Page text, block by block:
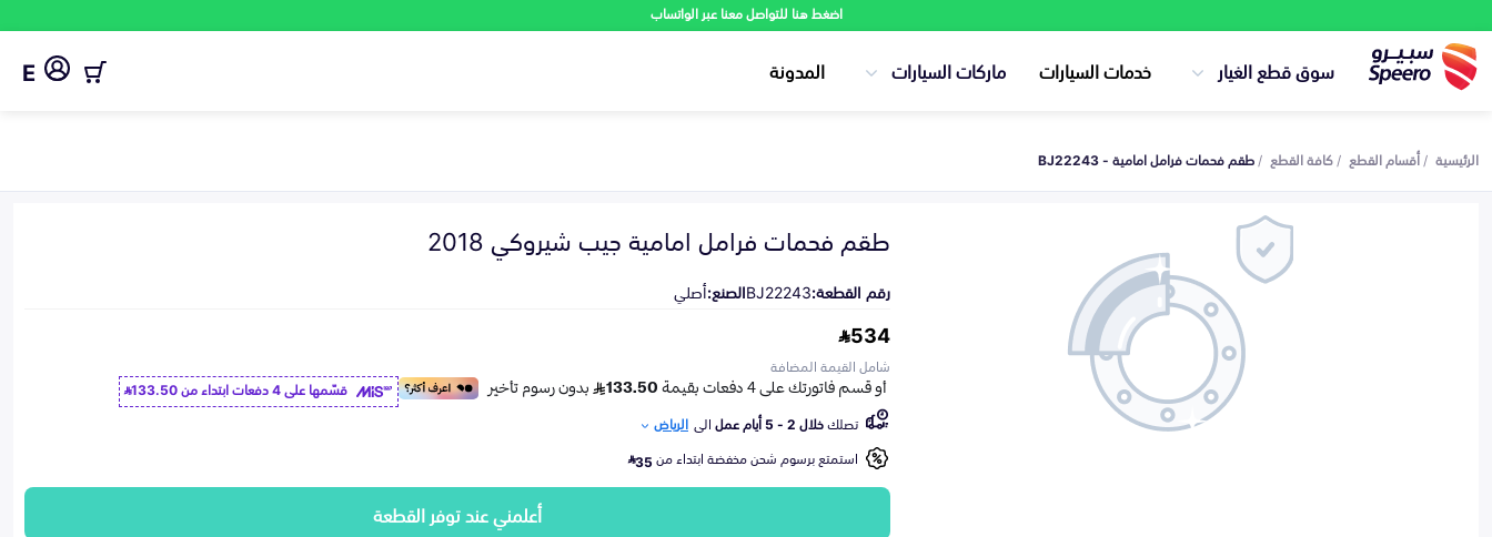
اضغط هنا للتواصل معنا عبر الواتساب
سوق قطع الغيار خدمات السيارات ماركات السيارات المدونة E
الرئيسية أقسام القطع كافة القطع طقم فحمات فرامل امامية - BJ22243
طقم فحمات فرامل امامية جيب شيروكي 2018
رقم القطعة:BJ22243الصنع:أصلي
534
شامل القيمة المضافة
قسّمها على 4 دفعات ابتداء من
133.50
تصلكخلال 2 - 5 أيام عمل الى الرياض
استمتع برسوم شحن مخفضة ابتداء من35
أعلمني عند توفر القطعة